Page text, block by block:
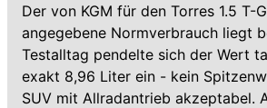
Der von KGM für den Torres 1.5 T-
angegebene Normverbrauch liegt
Testalltag pendelte sich der Wert
exakt 8,96 Liter ein - kein
SUV mit Allradantrieb akzeptabel.